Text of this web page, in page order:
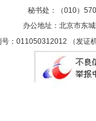
秘书处：（010）
办公地址：北京市东
：011050312012 （发证